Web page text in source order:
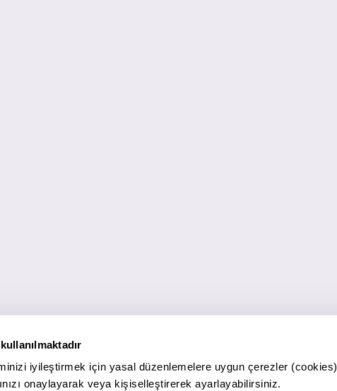
iyileştirmek için yasal düzenlemelere uygun çerezler (cookies)
onaylayarak veya kişiselleştirerek ayarlayabilirsiniz.